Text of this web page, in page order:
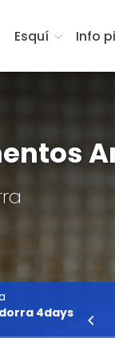
Esquí Info
4days
Esquí